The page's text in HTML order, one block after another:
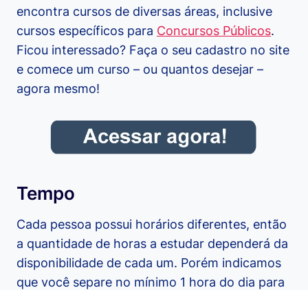
encontra cursos de diversas áreas, inclusive
cursos específicos para Concursos Públicos.
Ficou interessado? Faça o seu cadastro no site
e comece um curso – ou quantos desejar –
agora mesmo!
Tempo
Cada pessoa possui horários diferentes, então
a quantidade de horas a estudar dependerá da
disponibilidade de cada um. Porém indicamos
que você separe no mínimo 1 hora do dia para